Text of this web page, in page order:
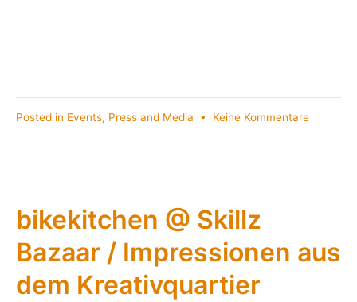
Posted in Events, Press and Media • Keine Kommentarezu
–
28.
bikekitchen @ Skillz
Bazaar / Impressionen aus
dem Kreativquartier